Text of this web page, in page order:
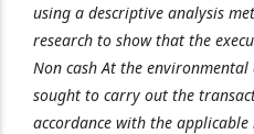
using a descriptive analysis
research to show that the
Non cash At the
sought to carry out the
accordance with the